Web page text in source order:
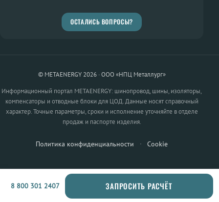
ОСТАЛИСЬ ВОПРОСЫ?
© METAENERGY 2026 · ООО «НПЦ Металлург»
Информационный портал METAENERGY: шинопровод, шины, изоляторы,
компенсаторы и отводные блоки для ЦОД. Данные носят справочный
характер. Точные параметры, сроки и исполнение уточняйте в отделе
продаж и паспорте изделия.
Политика конфиденциальности · Cookie
8 800 301 2407 ЗАПРОСИТЬ РАСЧЁТ